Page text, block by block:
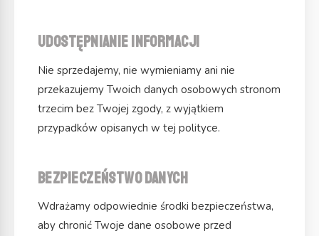
Udostępnianie informacji
Nie sprzedajemy, nie wymieniamy ani nie
przekazujemy Twoich danych osobowych stronom
trzecim bez Twojej zgody, z wyjątkiem
przypadków opisanych w tej polityce.
Bezpieczeństwo danych
Wdrażamy odpowiednie środki bezpieczeństwa,
aby chronić Twoje dane osobowe przed